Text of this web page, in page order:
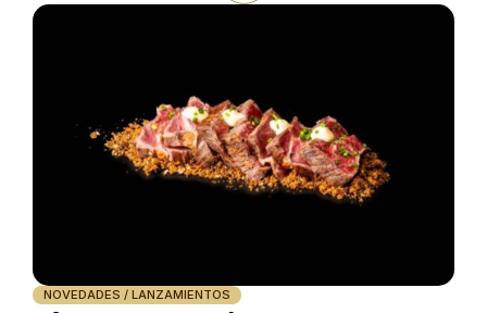
una firma italiana con más de 40 años de experiencia y
NOVEDADES / LANZAMIENTOS